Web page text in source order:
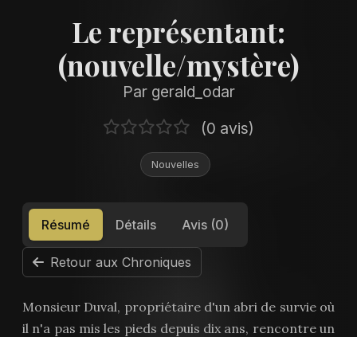
Le représentant:
(nouvelle/mystère)
Par gerald_odar
(0 avis)
Nouvelles
Résumé Détails Avis (0)
Retour aux Chroniques
Monsieur Duval, propriétaire d'un abri de survie où
il n'a pas mis les pieds depuis dix ans, rencontre un